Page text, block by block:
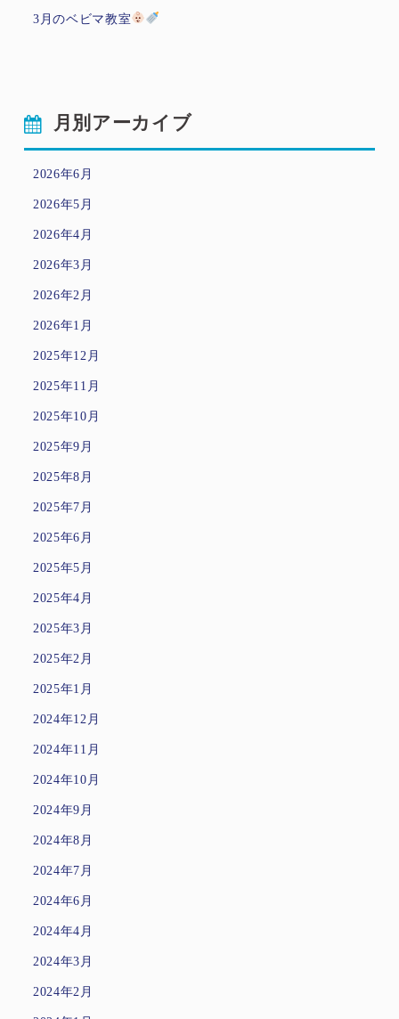
3月のベビマ教室
月別アーカイブ
2026年6月
2026年5月
2026年4月
2026年3月
2026年2月
2026年1月
2025年12月
2025年11月
2025年10月
2025年9月
2025年8月
2025年7月
2025年6月
2025年5月
2025年4月
2025年3月
2025年2月
2025年1月
2024年12月
2024年11月
2024年10月
2024年9月
2024年8月
2024年7月
2024年6月
2024年4月
2024年3月
2024年2月